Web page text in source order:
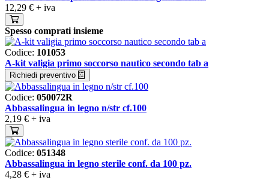
12,29 € + iva
Spesso comprati insieme
Codice: 101053
A-kit valigia primo soccorso nautico secondo tab a
Richiedi preventivo
Codice: 050072R
Abbassalingua in legno n/str cf.100
2,19 € + iva
Codice: 051348
Abbassalingua in legno sterile conf. da 100 pz.
4,28 € + iva